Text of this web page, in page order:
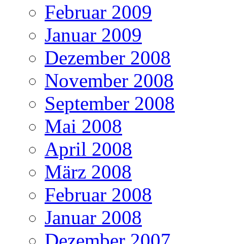
Februar 2009
Januar 2009
Dezember 2008
November 2008
September 2008
Mai 2008
April 2008
März 2008
Februar 2008
Januar 2008